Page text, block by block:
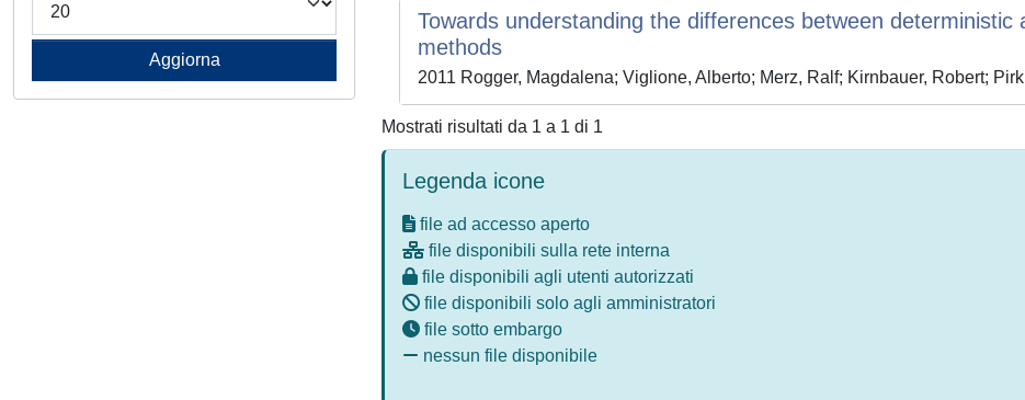
Towards understanding the differences between
methods
2011 Rogger, Magdalena; Viglione, Alberto; Merz, Ralf; Kirnbauer, Robert;
Mostrati risultati da 1 a 1 di 1
Legenda icone
file ad accesso aperto
file disponibili sulla rete interna
file disponibili agli utenti autorizzati
file disponibili solo agli amministratori
file sotto embargo
nessun file disponibile